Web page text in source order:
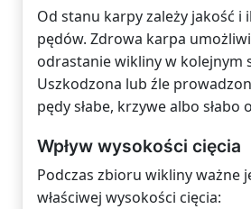
Od stanu karpy zależy jakość i
pędów. Zdrowa karpa
odrastanie wikliny w kolejnym
Uszkodzona lub źle
pędy słabe, krzywe albo słabo
Wpływ wysokości cięcia
Podczas zbioru wikliny ważne
właściwej wysokości cięcia: